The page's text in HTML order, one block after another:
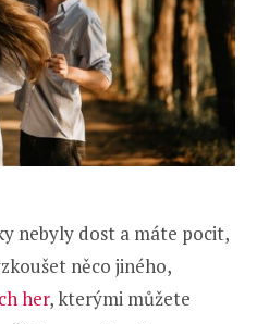
nebyly dost a máte pocit,
něco jiného,
her, kterými můžete